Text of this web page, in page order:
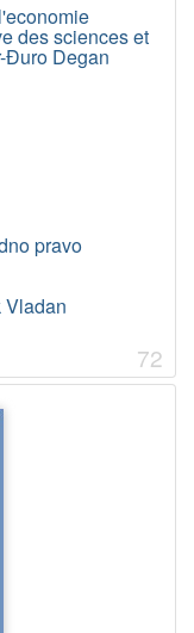
des sciences et
Đuro Degan
pravo
Vladan
72